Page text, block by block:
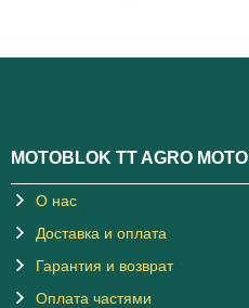
MOTOBLOK TT AGRO MOTO
О нас
Доставка и оплата
Гарантия и возврат
Оплата частями